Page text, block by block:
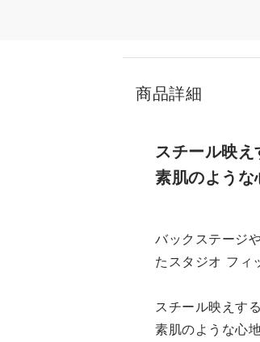
商品詳細
スチール映え
素肌のような
バックステージ
たスタジオ フィ
スチール映えす
素肌のような心